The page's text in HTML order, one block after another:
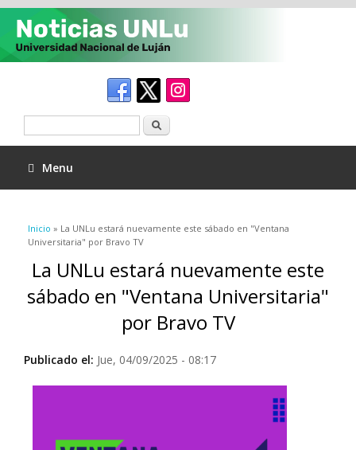
Menu
Se encuentra usted aquí
Inicio » La UNLu estará nuevamente este sábado en "Ventana
Universitaria" por Bravo TV
La UNLu estará nuevamente este
sábado en "Ventana Universitaria"
por Bravo TV
Publicado el: Jue, 04/09/2025 - 08:17